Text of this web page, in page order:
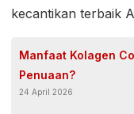
kecantikan terbaik
Manfaat Kolagen
Penuaan?
24 April 2026